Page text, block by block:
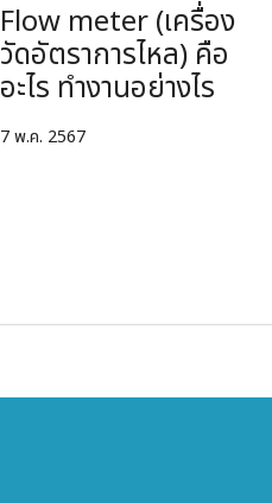
Flow meter (เครื่อง
วัดอัตราการไหล) คือ
อะไร ทำงานอย่างไร
7 พ.ค. 2567